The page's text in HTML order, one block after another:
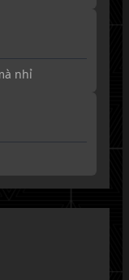
nhỉ